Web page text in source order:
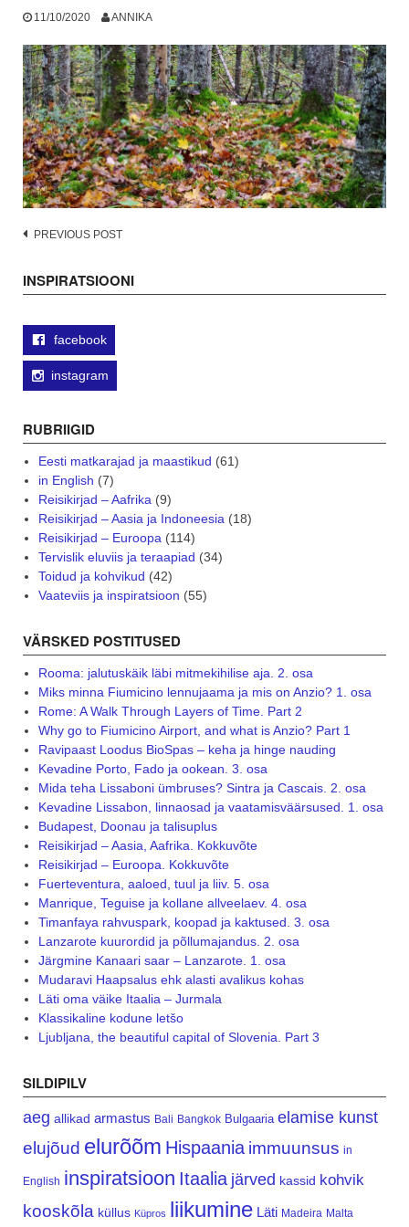
11/10/2020 ANNIKA
Post
PREVIOUS POST
INSPIRATSIOONI
facebook
instagram
RUBRIIGID
Eesti matkarajad ja maastikud (61)
in English (7)
Reisikirjad – Aafrika (9)
Reisikirjad – Aasia ja Indoneesia (18)
Reisikirjad – Euroopa (114)
Tervislik eluviis ja teraapiad (34)
Toidud ja kohvikud (42)
Vaateviis ja inspiratsioon (55)
VÄRSKED POSTITUSED
Rooma: jalutuskäik läbi mitmekihilise aja. 2. osa
Miks minna Fiumicino lennujaama ja mis on Anzio? 1. osa
Rome: A Walk Through Layers of Time. Part 2
Why go to Fiumicino Airport, and what is Anzio? Part 1
Ravipaast Loodus BioSpas – keha ja hinge nauding
Kevadine Porto, Fado ja ookean. 3. osa
Mida teha Lissaboni ümbruses? Sintra ja Cascais. 2. osa
Kevadine Lissabon, linnaosad ja vaatamisväärsused. 1. osa
Budapest, Doonau ja talisuplus
Reisikirjad – Aasia, Aafrika. Kokkuvõte
Reisikirjad – Euroopa. Kokkuvõte
Fuerteventura, aaloed, tuul ja liiv. 5. osa
Manrique, Teguise ja kollane allveelaev. 4. osa
Timanfaya rahvuspark, koopad ja kaktused. 3. osa
Lanzarote kuurordid ja põllumajandus. 2. osa
Järgmine Kanaari saar – Lanzarote. 1. osa
Mudaravi Haapsalus ehk alasti avalikus kohas
Läti oma väike Itaalia – Jurmala
Klassikaline kodune letšo
Ljubljana, the beautiful capital of Slovenia. Part 3
SILDIPILV
aeg allikad armastus Bali Bangkok Bulgaaria elamise kunst
elujõud elurõõm Hispaania immuunsus in
English inspiratsioon Itaalia järved kassid kohvik
kooskõla küllus Küpros liikumine Läti Madeira Malta